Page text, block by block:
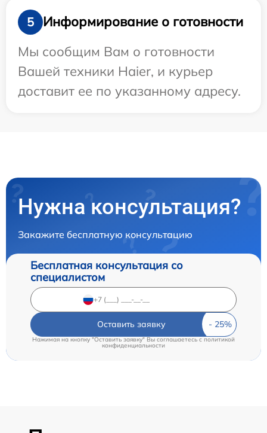
5
Информирование о готовности
Мы сообщим Вам о готовности
Вашей техники Haier, и курьер
доставит ее по указанному адресу.
Нужна консультация?
Закажите бесплатную консультацию
Бесплатная консультация со
специалистом
Оставить заявку
Нажимая на кнопку "Оставить заявку" Вы соглашаетесь cполитикой
конфиденциальности